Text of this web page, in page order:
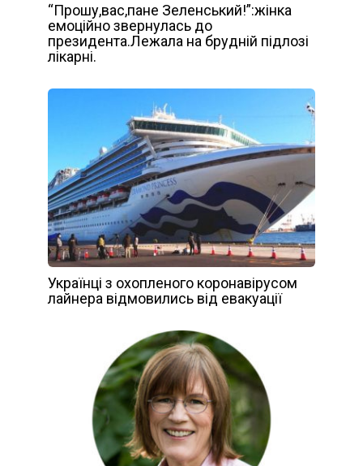
“Прошу,вас,пане Зеленський!”:жінка
емоційно звернулась до
президента.Лежала на брудній підлозі
лікарні.
Українці з охопленого коронавірусом
лайнера відмовились від евакуації